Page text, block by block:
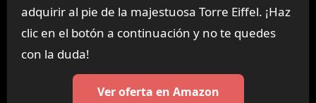
adquirir al pie de la majestuosa Torre Eiffel. ¡Haz
clic en el botón a continuación y no te quedes
con la duda!
Ver oferta en Amazon